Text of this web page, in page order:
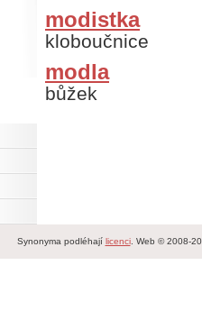
modistka
kloboučnice
modla
bůžek
Synonyma podléhají licenci. Web © 2008-